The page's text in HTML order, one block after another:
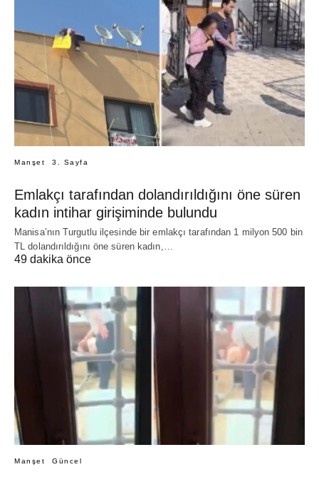
Manşet 3. Sayfa
Emlakçı tarafından dolandırıldığını öne süren
kadın intihar girişiminde bulundu
Manisa’nın Turgutlu ilçesinde bir emlakçı tarafından 1 milyon 500 bin
TL dolandırıldığını öne süren kadın,…
49 dakika önce
Manşet Güncel